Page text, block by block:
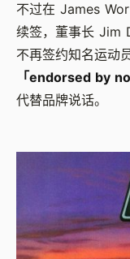
不过在 James
续签，董事长 Jim
不再签约知名运动员
「endorsed by
代替品牌说话。